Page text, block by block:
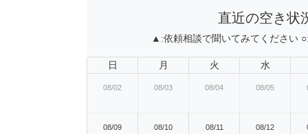
直近の空き状
▲:依頼相談で聞いてみてください ○:
日 月 火 水
08/02 08/03 08/04 08/05
08/09 08/10 08/11 08/12